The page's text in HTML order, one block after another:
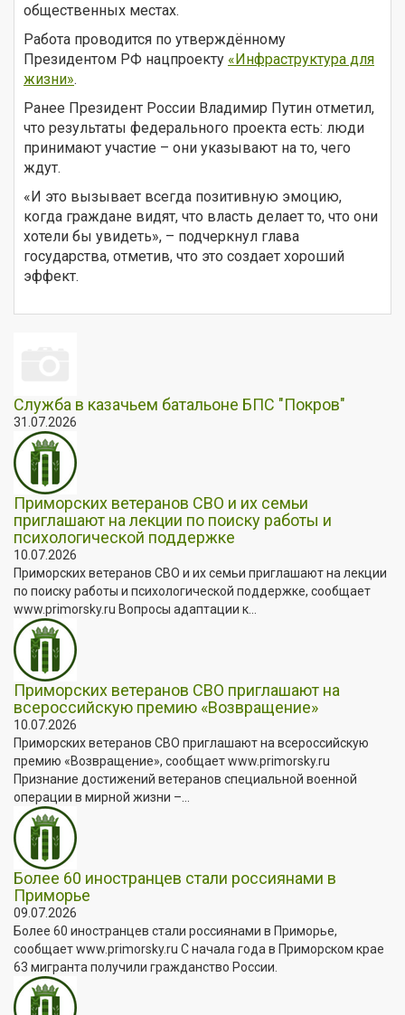
общественных местах.
Работа проводится по утверждённому
Президентом РФ нацпроекту «Инфраструктура для
жизни».
Ранее Президент России Владимир Путин отметил,
что результаты федерального проекта есть: люди
принимают участие – они указывают на то, чего
ждут.
«И это вызывает всегда позитивную эмоцию,
когда граждане видят, что власть делает то, что они
хотели бы увидеть», – подчеркнул глава
государства, отметив, что это создает хороший
эффект.
Служба в казачьем батальоне БПС "Покров"
31.07.2026
Приморских ветеранов СВО и их семьи
приглашают на лекции по поиску работы и
психологической поддержке
10.07.2026
Приморских ветеранов СВО и их семьи приглашают на лекции
по поиску работы и психологической поддержке, сообщает
www.primorsky.ru Вопросы адаптации к...
Приморских ветеранов СВО приглашают на
всероссийскую премию «Возвращение»
10.07.2026
Приморских ветеранов СВО приглашают на всероссийскую
премию «Возвращение», сообщает www.primorsky.ru
Признание достижений ветеранов специальной военной
операции в мирной жизни –...
Более 60 иностранцев стали россиянами в
Приморье
09.07.2026
Более 60 иностранцев стали россиянами в Приморье,
сообщает www.primorsky.ru С начала года в Приморском крае
63 мигранта получили гражданство России.